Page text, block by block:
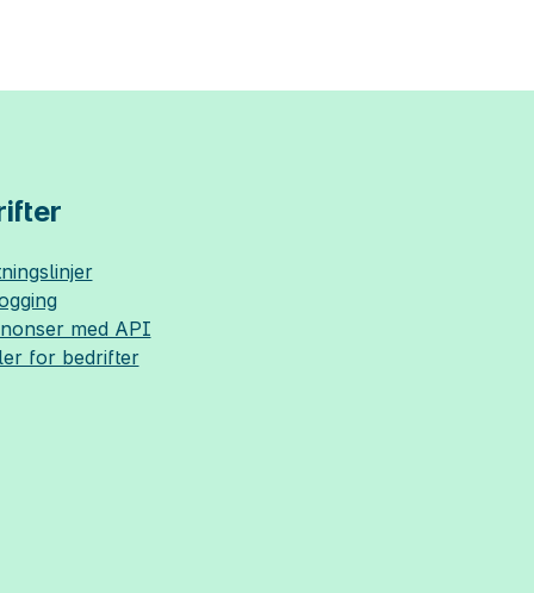
med API
for bedrifter